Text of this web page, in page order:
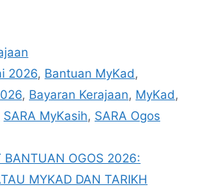
2026, Bantuan MyKad ,
, Bayaran Kerajaan, MyKad ,
SARA MyKasih, SARA Ogos
BANTUAN OGOS 2026:
MYKAD DAN TARIKH